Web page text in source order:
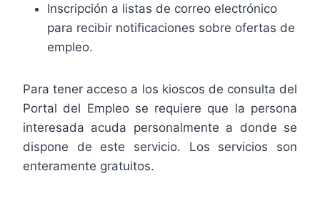
Inscripción a listas de correo electrónico
para recibir notificaciones sobre ofertas de
empleo.
Para tener acceso a los kioscos de consulta del
Portal del Empleo se requiere que la persona
interesada acuda personalmente a donde se
dispone de este servicio. Los servicios son
enteramente gratuitos.